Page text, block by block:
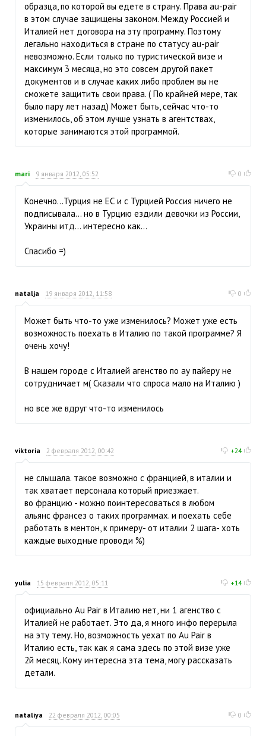
образца, по которой вы едете в страну. Права au-pair
в этом случае защищены законом. Между Россией и
Италией нет договора на эту программу. Поэтому
легально находиться в стране по статусу au-pair
невозможно. Если только по туристической визе и
максимум 3 месяца, но это совсем другой пакет
документов и в случае каких либо проблем вы не
сможете защитить свои права. ( По крайней мере, так
было пару лет назад) Может быть, сейчас что-то
изменилось, об этом лучше узнать в агентствах,
которые занимаются этой программой.
mari 9 января 2012, 05:52 0
Конечно...Турция не ЕС и с Турцией Россия ничего не
подписывала... но в Турцию ездили девочки из России,
Украины итд... интересно как...
Спасибо =)
natalja 19 января 2012, 11:58 0
Может быть что-то уже изменилось? Может уже есть
возможность поехать в Италию по такой программе? Я
очень хочу!
В нашем городе с Италией агенство по ау пайеру не
сотрудничает м( Сказали что спроса мало на Италию )
но все же вдруг что-то изменилось
viktoria 2 февраля 2012, 00:42 +24
не слышала. такое возможно с францией, в италии и
так хватает персонала который приезжает.
во францию - можно поинтересоваться в любом
альянс франсез о таких программах. и поехать себе
работать в ментон, к примеру- от италии 2 шага- хоть
каждые выходные проводи %)
yulia 15 февраля 2012, 05:11 +14
официально Au Pair в Италию нет, ни 1 агенство с
Италией не работает. Это да, я много инфо перерыла
на эту тему. Но, возможность уехат по Au Pair в
Италию есть, так как я сама здесь по этой визе уже
2й месяц. Кому интересна эта тема, могу рассказать
детали.
nataliya 22 февраля 2012, 00:05 0